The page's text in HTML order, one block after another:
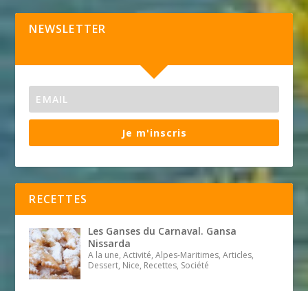
NEWSLETTER
Je m'inscris
RECETTES
Les Ganses du Carnaval. Gansa
Nissarda
A la une, Activité, Alpes-Maritimes, Articles,
Dessert, Nice, Recettes, Société